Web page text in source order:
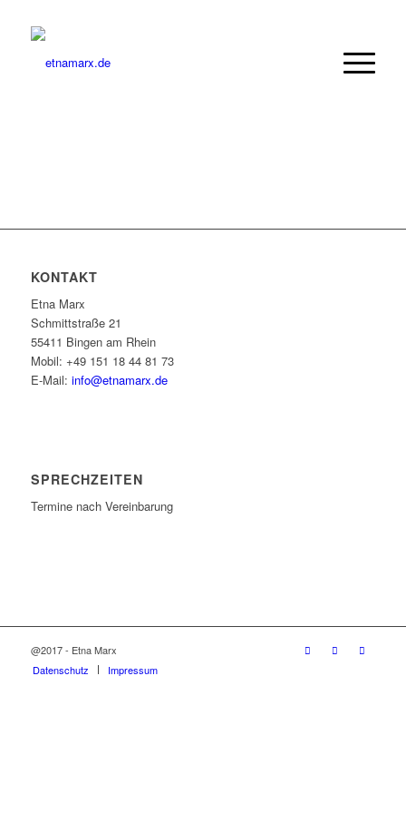
KONTAKT
Etna Marx
Schmittstraße 21
55411 Bingen am Rhein
Mobil: +49 151 18 44 81 73
E-Mail: info@etnamarx.de
SPRECHZEITEN
Termine nach Vereinbarung
@2017 - Etna Marx
Datenschutz
Impressum